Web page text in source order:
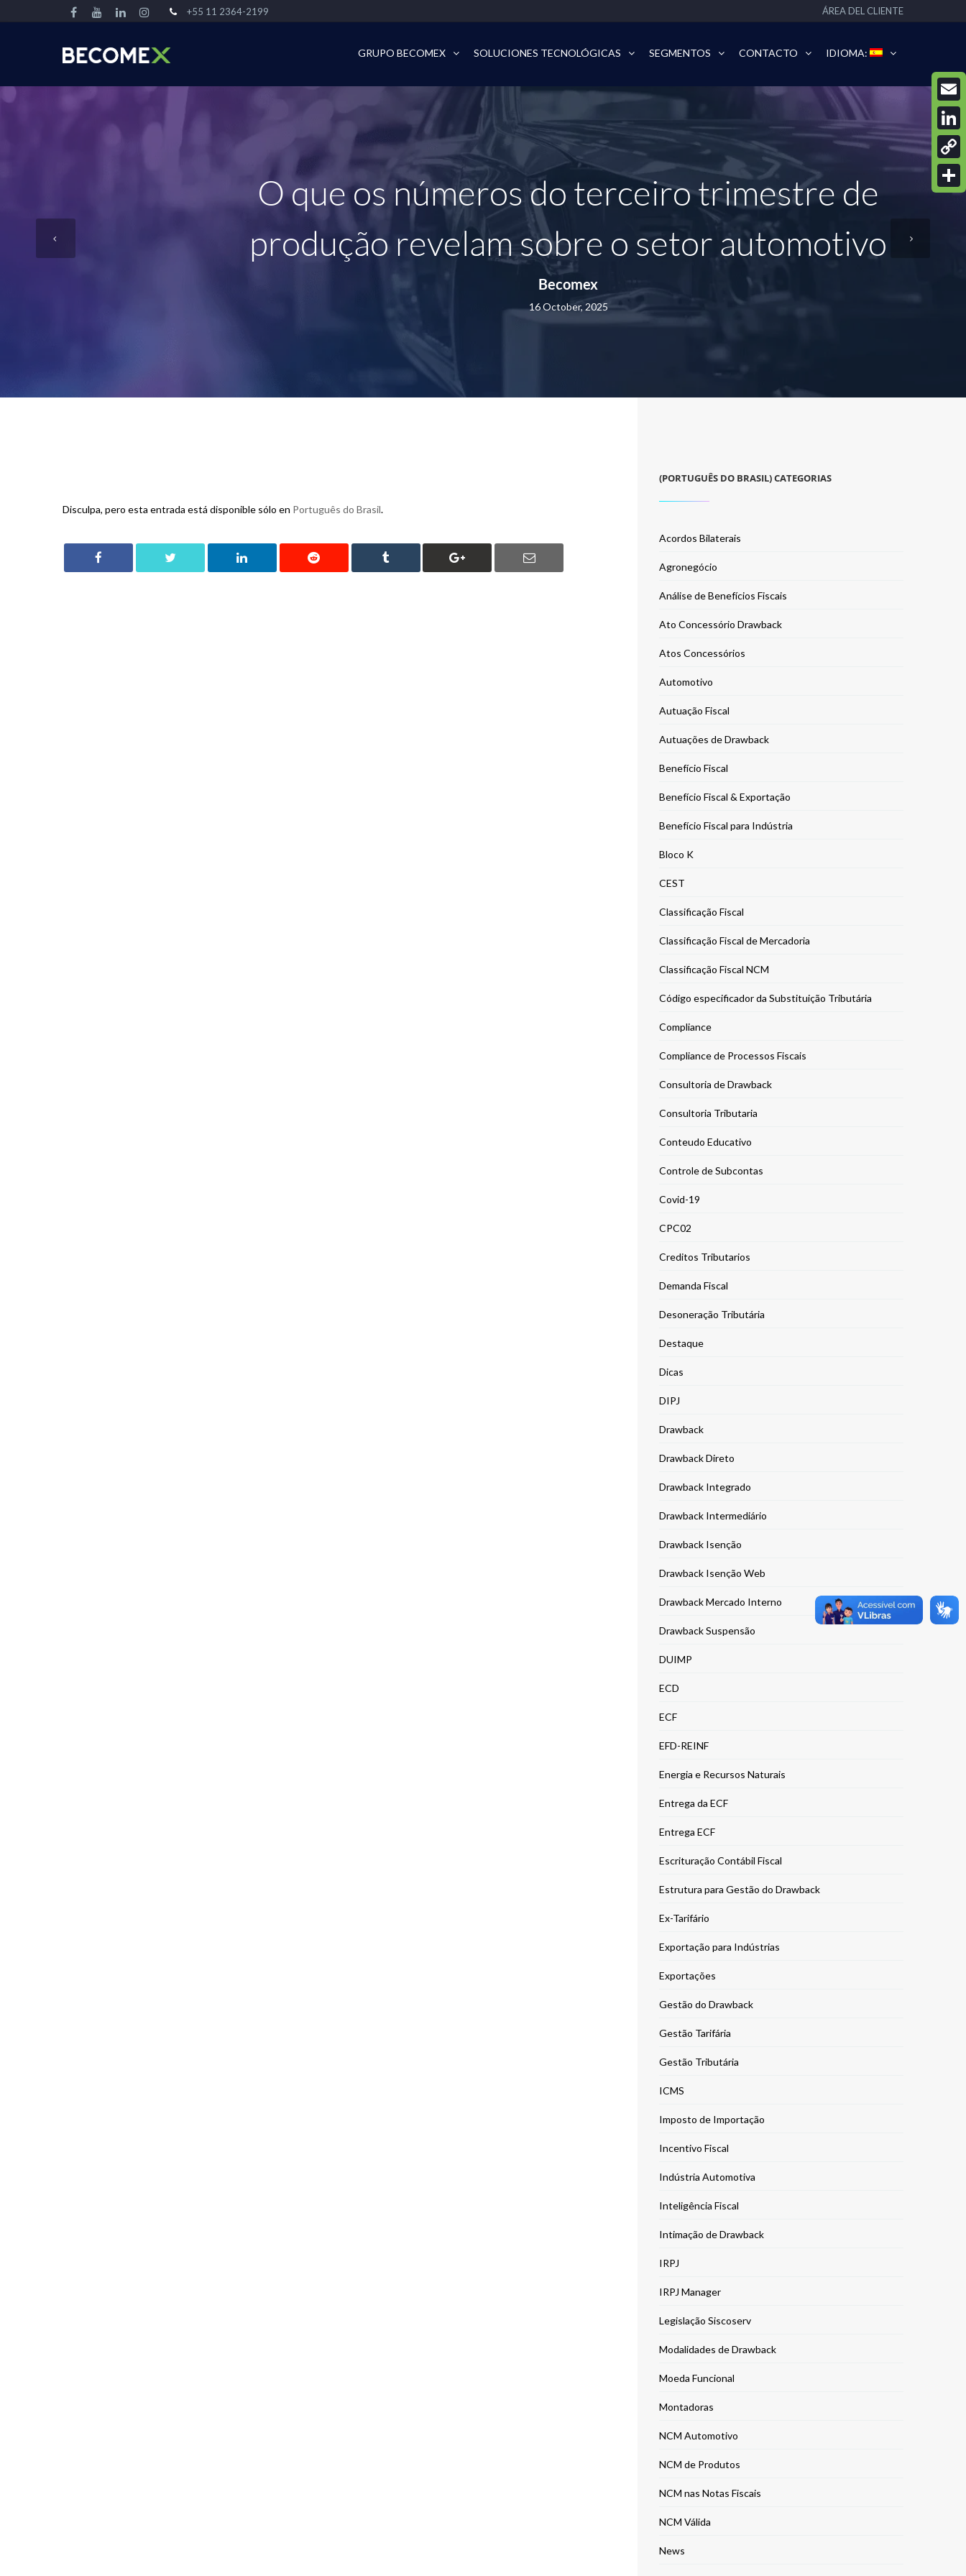
+55 11 2364-2199 ÁREA DEL CLIENTE
GRUPO BECOMEX SOLUCIONES TECNOLÓGICAS SEGMENTOS CONTACTO IDIOMA:
O que os números do terceiro trimestre de
produção revelam sobre o setor automotivo
Becomex
16 October, 2025
Disculpa, pero esta entrada está disponible sólo en Português do Brasil.
(PORTUGUÊS DO BRASIL) CATEGORIAS
Acordos Bilaterais
Agronegócio
Análise de Benefícios Fiscais
Ato Concessório Drawback
Atos Concessórios
Automotivo
Autuação Fiscal
Autuações de Drawback
Benefício Fiscal
Benefício Fiscal & Exportação
Benefício Fiscal para Indústria
Bloco K
CEST
Classificação Fiscal
Classificação Fiscal de Mercadoria
Classificação Fiscal NCM
Código especificador da Substituição Tributária
Compliance
Compliance de Processos Fiscais
Consultoria de Drawback
Consultoria Tributaria
Conteudo Educativo
Controle de Subcontas
Covid-19
CPC02
Creditos Tributarios
Demanda Fiscal
Desoneração Tributária
Destaque
Dicas
DIPJ
Drawback
Drawback Direto
Drawback Integrado
Drawback Intermediário
Drawback Isenção
Drawback Isenção Web
Drawback Mercado Interno
Drawback Suspensão
DUIMP
ECD
ECF
EFD-REINF
Energia e Recursos Naturais
Entrega da ECF
Entrega ECF
Escrituração Contábil Fiscal
Estrutura para Gestão do Drawback
Ex-Tarifário
Exportação para Indústrias
Exportações
Gestão do Drawback
Gestão Tarifária
Gestão Tributária
ICMS
Imposto de Importação
Incentivo Fiscal
Indústria Automotiva
Inteligência Fiscal
Intimação de Drawback
IRPJ
IRPJ Manager
Legislação Siscoserv
Modalidades de Drawback
Moeda Funcional
Montadoras
NCM Automotivo
NCM de Produtos
NCM nas Notas Fiscais
NCM Válida
News
Email
Copy
Link